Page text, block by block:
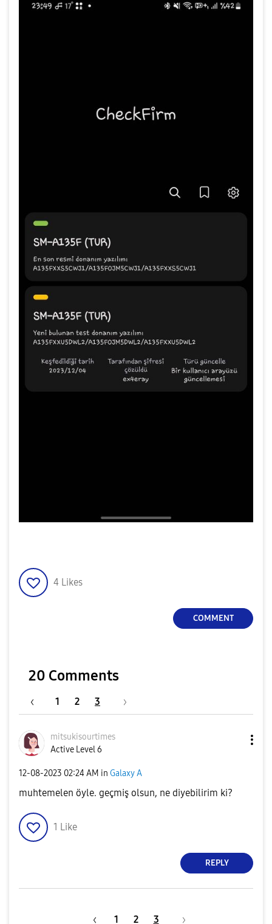
4 Likes
COMMENT
20 Comments
1 2 3
mitsukisourtimes
Active Level 6
‎12-08-2023 02:24 AM in Galaxy A
muhtemelen öyle. geçmiş olsun, ne diyebilirim ki?
1 Like
REPLY
1 2 3